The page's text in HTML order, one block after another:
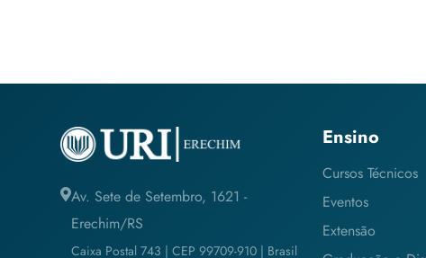
Av. Sete de Setembro, 1621 -
Erechim/RS
Caixa Postal 743 | CEP 99709-910 | Brasil
Ensino
Cursos Técnicos
Eventos
Extensão